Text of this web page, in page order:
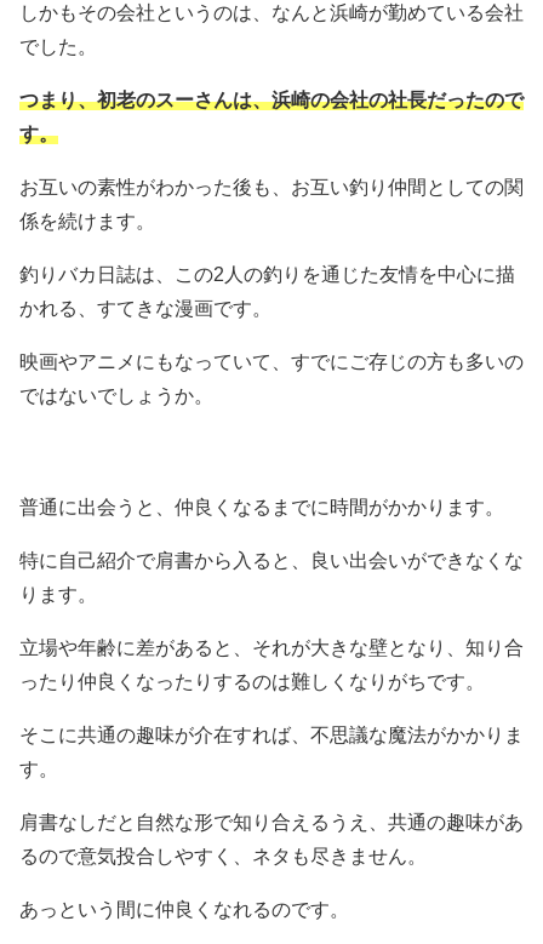
しかもその会社というのは、なんと浜崎が勤めている会社
でした。
つまり、初老のスーさんは、浜崎の会社の社長だったので
す。
お互いの素性がわかった後も、お互い釣り仲間としての関
係を続けます。
釣りバカ日誌は、この2人の釣りを通じた友情を中心に描
かれる、すてきな漫画です。
映画やアニメにもなっていて、すでにご存じの方も多いの
ではないでしょうか。
普通に出会うと、仲良くなるまでに時間がかかります。
特に自己紹介で肩書から入ると、良い出会いができなくな
ります。
立場や年齢に差があると、それが大きな壁となり、知り合
ったり仲良くなったりするのは難しくなりがちです。
そこに共通の趣味が介在すれば、不思議な魔法がかかりま
す。
肩書なしだと自然な形で知り合えるうえ、共通の趣味があ
るので意気投合しやすく、ネタも尽きません。
あっという間に仲良くなれるのです。